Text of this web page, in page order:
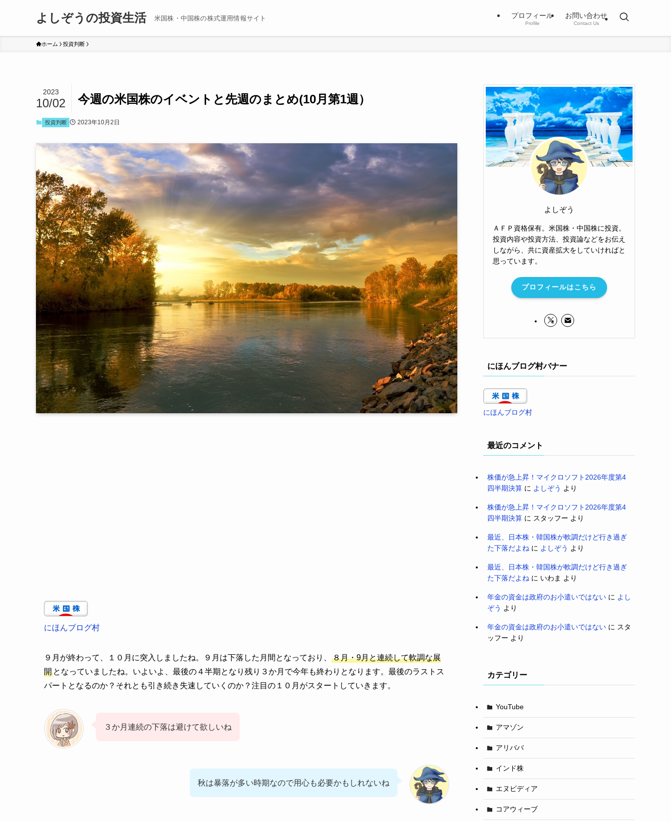
よしぞうの投資生活 米国株・中国株の株式運用情報サイト プロフィール
Profile
お問い合わせ
Contact Us
ホーム 投資判断
今週の米国株のイベントと先週のまとめ(10月第1週）
2023
10/02
投資判断 2023年10月2日
にほんブログ村
９月が終わって、１０月に突入しましたね。９月は下落した月間となっており、
８月・9月と連続して軟調な展
開 となっていましたね。いよいよ、最後の４半期となり残り３か月で今年も終わりとなります。最後のラストス
パートとなるのか？それとも引き続き失速していくのか？注目の１０月がスタートしていきます。
３か月連続の下落は避けて欲しいね
秋は暴落が多い時期なので用心も必要かもしれないね
よしぞう
ＡＦＰ資格保有。米国株・中国株に投資。
投資内容や投資方法、投資論などをお伝え
しながら、共に資産拡大をしていければと
思っています。
プロフィールはこちら
にほんブログ村バナー
にほんブログ村
最近のコメント
株価が急上昇！マイクロソフト2026年度第4
四半期決算 に よしぞう より
株価が急上昇！マイクロソフト2026年度第4
四半期決算 に スタッフー より
最近、日本株・韓国株が軟調だけど行き過ぎ
た下落だよね に よしぞう より
最近、日本株・韓国株が軟調だけど行き過ぎ
た下落だよね に いわま より
年金の資金は政府のお小遣いではない に よし
ぞう より
年金の資金は政府のお小遣いではない に スタ
ッフー より
カテゴリー
YouTube
アマゾン
アリババ
インド株
エヌビディア
コアウィーブ